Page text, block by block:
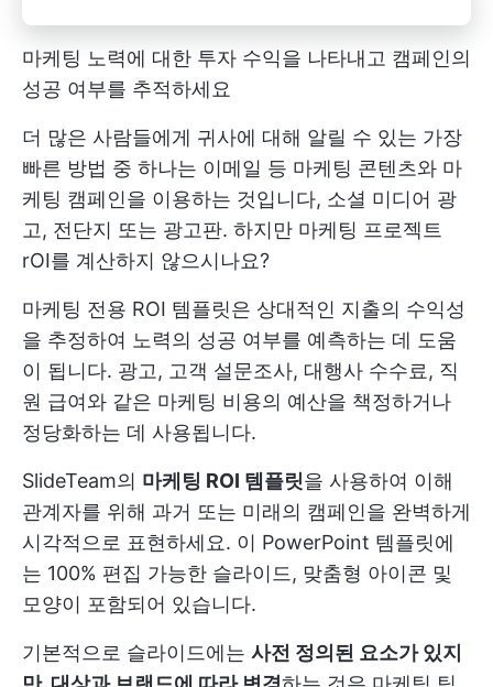
마케팅 노력에 대한 투자 수익을 나타내고 캠페인의
성공 여부를 추적하세요
더 많은 사람들에게 귀사에 대해 알릴 수 있는 가장
빠른 방법 중 하나는 이메일 등 마케팅 콘텐츠와 마
케팅 캠페인을 이용하는 것입니다, 소셜 미디어 광
고, 전단지 또는 광고판. 하지만 마케팅 프로젝트
rOI를 계산하지 않으시나요?
마케팅 전용 ROI 템플릿은 상대적인 지출의 수익성
을 추정하여 노력의 성공 여부를 예측하는 데 도움
이 됩니다. 광고, 고객 설문조사, 대행사 수수료, 직
원 급여와 같은 마케팅 비용의 예산을 책정하거나
정당화하는 데 사용됩니다.
SlideTeam의 마케팅 ROI 템플릿을 사용하여 이해
관계자를 위해 과거 또는 미래의 캠페인을 완벽하게
시각적으로 표현하세요. 이 PowerPoint 템플릿에
는 100% 편집 가능한 슬라이드, 맞춤형 아이콘 및
모양이 포함되어 있습니다.
기본적으로 슬라이드에는 사전 정의된 요소가 있지